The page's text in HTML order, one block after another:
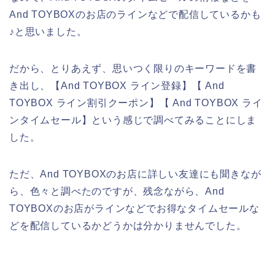
And TOYBOXのお店のラインなどで配信しているかも
♪と思いました。
だから、とりあえず、思いつく限りのキーワードを書
き出し、【And TOYBOX ライン登録】【 And
TOYBOX ライン割引クーポン】【 And TOYBOX ライ
ンタイムセール】という感じで調べてみることにしま
した。
ただ、And TOYBOXのお店に詳しい友達にも聞きなが
ら、色々と調べたのですが、残念ながら、And
TOYBOXのお店がラインなどでお得なタイムセールな
どを配信しているかどうかは分かりませんでした。